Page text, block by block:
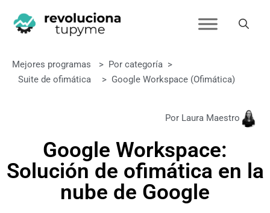
Mejores programas > Por categoría >
Suite de ofimática
> Google Workspace (ofimática)
Por Laura Maestro
Google Workspace:
Solución de ofimática en la
nube de Google